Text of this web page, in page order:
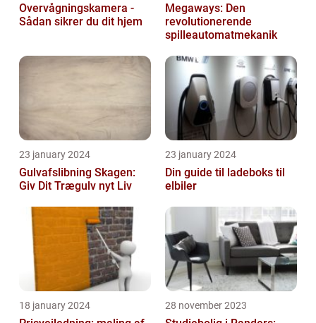
Overvågningskamera -
Sådan sikrer du dit hjem
Megaways: Den
revolutionerende
spilleautomatmekanik
23 january 2024
Gulvafslibning Skagen:
Giv Dit Trægulv nyt Liv
23 january 2024
Din guide til ladeboks til
elbiler
18 january 2024 28 november 2023